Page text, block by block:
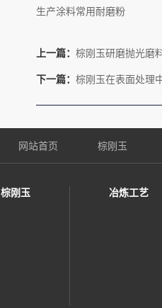
生产涂料常用耐磨粉
上一篇： 棕刚玉研磨抛光磨
下一篇： 棕刚玉在表面处理
网站首页 棕刚玉
棕刚玉 冶炼工艺